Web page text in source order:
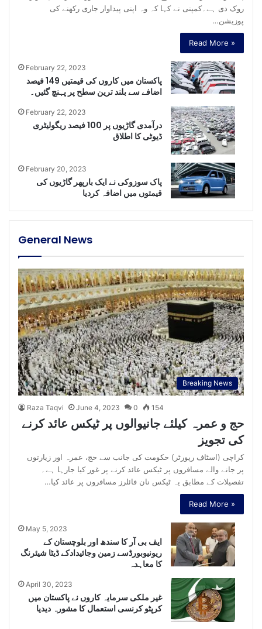
روک دی ہے۔کمپنی نے کہا کہ وہ اپنی پیداوار جاری رکھنے کی
پوزیشن…
Read More »
February 22, 2023
پاکستان میں کاروں کی قیمتیں 149 فیصد
اضافے سے بلند ترین سطح پر پہنچ گئیں۔
February 22, 2023
درآمدی گاڑیوں پر 100 فیصد ریگولیٹری
ڈیوٹی کا اطلاق
February 20, 2023
پاک سوزوکی نے ایک بارپھر گاڑیوں کی
قیمتوں میں اضافہ کردیا
General News
Breaking News
Raza Taqvi June 4, 2023 0 154
حج و عمرہ کیلئے جانیوالوں پر ٹیکس عائد کرنے
کی تجویز
کراچی (اسٹاف رپورٹر) حکومت کی جانب سے حج، عمرہ اور زیارتوں
پر جانے والے مسافروں پر ٹیکس عائد کرنے پر غور کیا جارہا ہے۔
تفصیلات کے مطابق یہ ٹیکس نان فائلرز مسافروں پر عائد کیا…
Read More »
May 5, 2023
ایف بی آر کا سندھ اور بلوچستان کے
ریونیوبورڈسے زمین وجائیدادکے ڈیٹا شیئرنگ
کا معاہدہ
April 30, 2023
غیر ملکی سرمایہ کاروں نے پاکستان میں
کرپٹو کرنسی استعمال کا مشورہ دیدیا